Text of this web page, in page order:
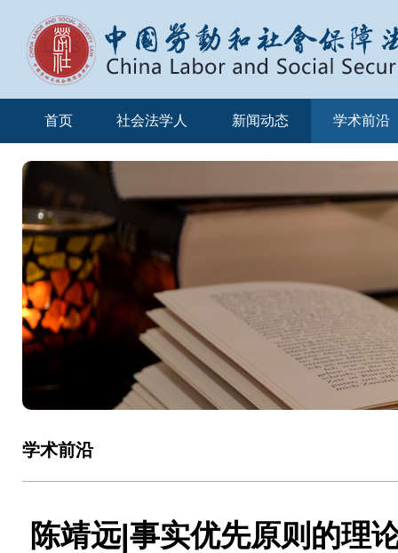
首页 社会法学人 新闻动态 学术前沿
学术前沿
陈靖远|事实优先原则的